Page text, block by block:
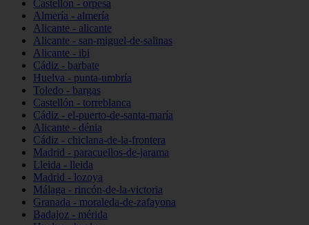
Castellón - orpesa
Almería - almería
Alicante - alicante
Alicante - san-miguel-de-salinas
Alicante - ibi
Cádiz - barbate
Huelva - punta-umbría
Toledo - bargas
Castellón - torreblanca
Cádiz - el-puerto-de-santa-maría
Alicante - dénia
Cádiz - chiclana-de-la-frontera
Madrid - paracuellos-de-jarama
Lleida - lleida
Madrid - lozoya
Málaga - rincón-de-la-victoria
Granada - moraleda-de-zafayona
Badajoz - mérida